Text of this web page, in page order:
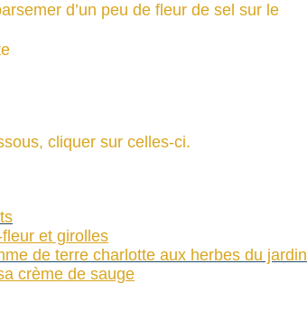
d’un peu de fleur de sel sur le
cliquer sur celles-ci.
et girolles
de terre charlotte aux herbes du jardin
crème de sauge